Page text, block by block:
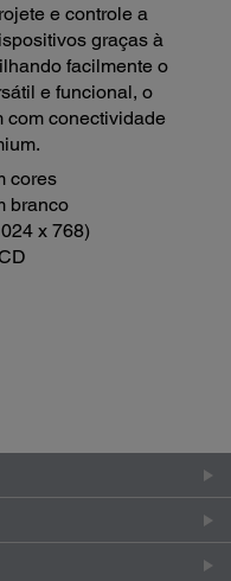
e controle a
graças à
facilmente o
e funcional, o
com conectividade
cores
branco
x 768)